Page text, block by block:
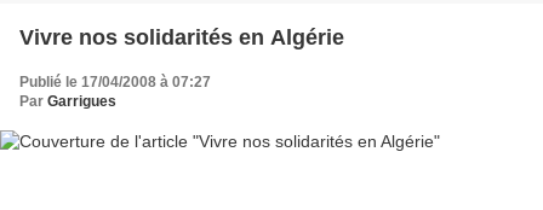
Vivre nos solidarités en Algérie
Publié le 17/04/2008 à 07:27
Par Garrigues